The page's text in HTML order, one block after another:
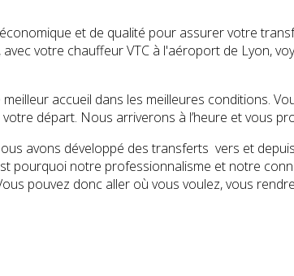
et de qualité pour assurer votre
avec votre chauffeur VTC à l'aéroport de Lyon,
accueil dans les meilleures conditions.
départ. Nous arriverons à l’heure et vous
avons développé des transferts vers et
pourquoi notre professionnalisme et notre
pouvez donc aller où vous voulez, vous